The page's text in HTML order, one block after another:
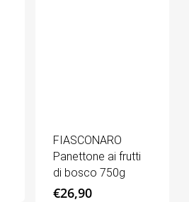
FIASCONARO
Panettone ai frutti
di bosco 750g
€26,90